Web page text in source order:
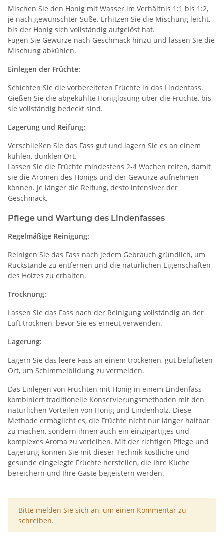
Mischen Sie den Honig mit Wasser im Verhältnis 1:1 bis 1:2,
je nach gewünschter Süße. Erhitzen Sie die Mischung leicht,
bis der Honig sich vollständig aufgelöst hat.
Fügen Sie Gewürze nach Geschmack hinzu und lassen Sie die
Mischung abkühlen.
Einlegen der Früchte:
Schichten Sie die vorbereiteten Früchte in das Lindenfass.
Gießen Sie die abgekühlte Honiglösung über die Früchte, bis
sie vollständig bedeckt sind.
Lagerung und Reifung:
Verschließen Sie das Fass gut und lagern Sie es an einem
kühlen, dunklen Ort.
Lassen Sie die Früchte mindestens 2-4 Wochen reifen, damit
sie die Aromen des Honigs und der Gewürze aufnehmen
können. Je länger die Reifung, desto intensiver der
Geschmack.
Pflege und Wartung des Lindenfasses
Regelmäßige Reinigung:
Reinigen Sie das Fass nach jedem Gebrauch gründlich, um
Rückstände zu entfernen und die natürlichen Eigenschaften
des Holzes zu erhalten.
Trocknung:
Lassen Sie das Fass nach der Reinigung vollständig an der
Luft trocknen, bevor Sie es erneut verwenden.
Lagerung:
Lagern Sie das leere Fass an einem trockenen, gut belüfteten
Ort, um Schimmelbildung zu vermeiden.
Das Einlegen von Früchten mit Honig in einem Lindenfass
kombiniert traditionelle Konservierungsmethoden mit den
natürlichen Vorteilen von Honig und Lindenholz. Diese
Methode ermöglicht es, die Früchte nicht nur länger haltbar
zu machen, sondern ihnen auch ein einzigartiges und
komplexes Aroma zu verleihen. Mit der richtigen Pflege und
Lagerung können Sie mit dieser Technik köstliche und
gesunde eingelegte Früchte herstellen, die Ihre Küche
bereichern und Ihre Gäste begeistern werden.
x
Bitte melden Sie sich an, um einen Kommentar zu
schreiben.